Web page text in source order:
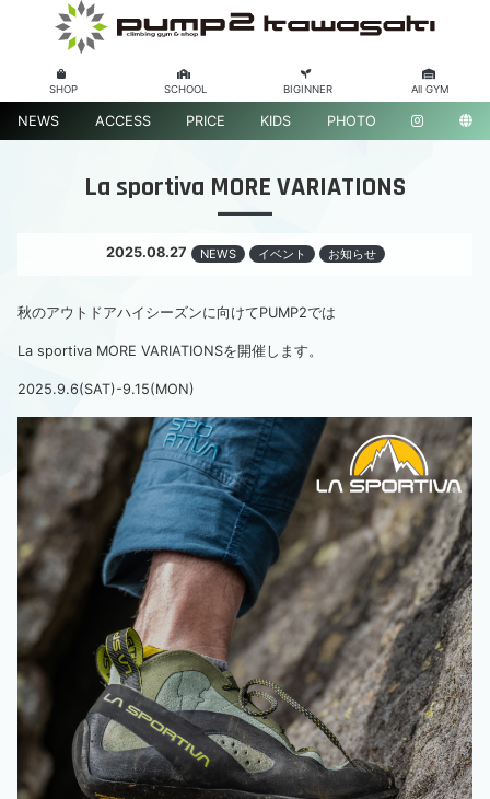
SHOP SCHOOL BIGINNER All GYM
NEWS ACCESS PRICE KIDS PHOTO
La sportiva MORE VARIATIONS
2025.08.27 NEWS イベント お知らせ
秋のアウトドアハイシーズンに向けてPUMP2では
La sportiva MORE VARIATIONSを開催します。
2025.9.6(SAT)-9.15(MON)